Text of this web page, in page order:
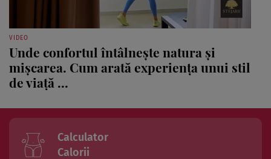
VIDEO
Unde confortul întâlnește natura și
mișcarea. Cum arată experiența unui stil
de viață ...
Calculator
Calorii